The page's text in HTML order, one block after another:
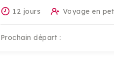
12 jours Voyage en
Prochain départ :